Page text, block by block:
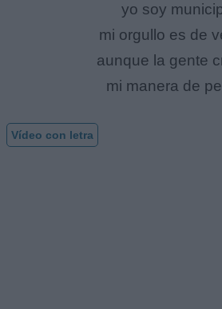
yo soy
mi orgullo es de
aunque la gente
mi manera de
Vídeo con letra